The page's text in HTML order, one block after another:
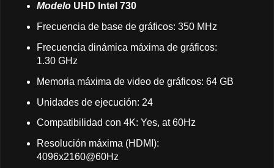
Modelo UHD Intel 730
Frecuencia de base de gráficos: 350 MHz
Frecuencia dinámica máxima de gráficos:
1.30 GHz
Memoria máxima de video de gráficos: 64 GB
Unidades de ejecución: 24
Compatibilidad con 4K: Yes, at 60Hz
Resolución máxima (HDMI):
4096x2160@60Hz